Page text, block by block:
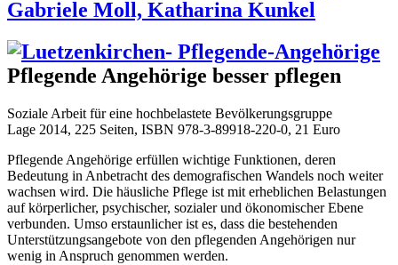
Gabriele Moll, Katharina Kunkel
Pflegende Angehörige besser pflegen
Soziale Arbeit für eine hochbelastete Bevölkerungsgruppe
Lage 2014, 225 Seiten, ISBN 978-3-89918-220-0, 21 Euro
Pflegende Angehörige erfüllen wichtige Funktionen, deren
Bedeutung in Anbetracht des demografischen Wandels noch weiter
wachsen wird. Die häusliche Pflege ist mit erheblichen Belastungen
auf körperlicher, psychischer, sozialer und ökonomischer Ebene
verbunden. Umso erstaunlicher ist es, dass die bestehenden
Unterstützungsangebote von den pflegenden Angehörigen nur
wenig in Anspruch genommen werden.